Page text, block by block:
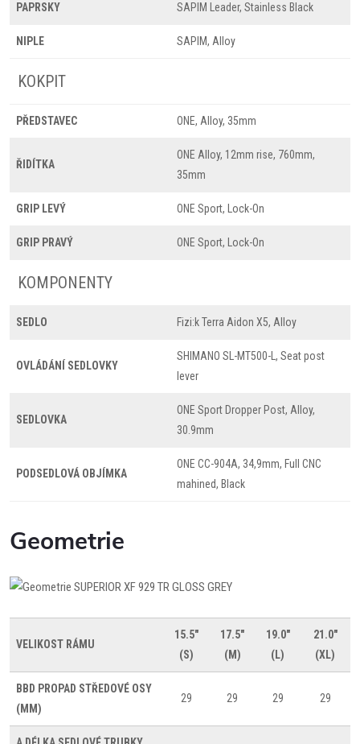
PAPRSKY SAPIM Leader, Stainless Black
NIPLE SAPIM, Alloy
KOKPIT
PŘEDSTAVEC ONE, Alloy, 35mm
ŘIDÍTKA
ONE Alloy, 12mm rise, 760mm,
35mm
GRIP LEVÝ ONE Sport, Lock-On
GRIP PRAVÝ ONE Sport, Lock-On
KOMPONENTY
SEDLO Fizi:k Terra Aidon X5, Alloy
OVLÁDÁNÍ SEDLOVKY
SHIMANO SL-MT500-L, Seat post
lever
SEDLOVKA
ONE Sport Dropper Post, Alloy,
30.9mm
PODSEDLOVÁ OBJÍMKA
ONE CC-904A, 34,9mm, Full CNC
mahined, Black
Geometrie
VELIKOST RÁMU
15.5"
(S)
17.5"
(M)
19.0"
(L)
21.0"
(XL)
BBD PROPAD STŘEDOVÉ OSY
(MM)
29 29 29 29